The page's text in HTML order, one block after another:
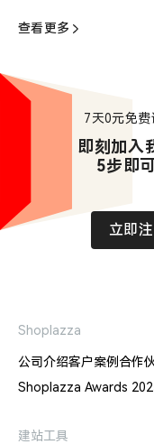
查看更多
7天0元免费
即刻加入
5步即
立即
Shoplazza
公司介绍客户案例 合作
Shoplazza Awards
建站工具